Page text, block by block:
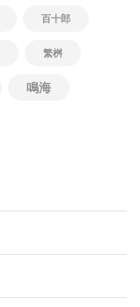
百十郎
繁桝
鳴海